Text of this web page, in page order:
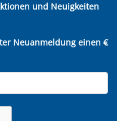
und Neuigkeiten
Neuanmeldung einen €